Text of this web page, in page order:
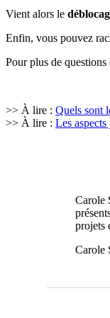
Vient alors le
Enfin, vous pouvez
Pour plus de questions
>> À lire : Quels sont
>> À lire : Les
Carole
projets
Carole